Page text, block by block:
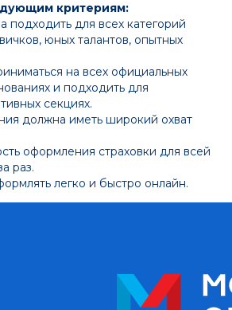
критериям:
подходить для всех категорий
юных талантов, опытных
на всех официальных
и подходить для
секциях.
должна иметь широкий охват
оформления страховки для всей
раз.
легко и быстро онлайн.